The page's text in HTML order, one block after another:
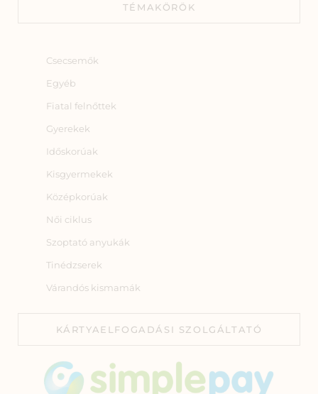
TÉMAKÖRÖK
Csecsemők
Egyéb
Fiatal felnőttek
Gyerekek
Időskorúak
Kisgyermekek
Középkorúak
Női ciklus
Szoptató anyukák
Tinédzserek
Várandós kismamák
KÁRTYAELFOGADÁSI SZOLGÁLTATÓ